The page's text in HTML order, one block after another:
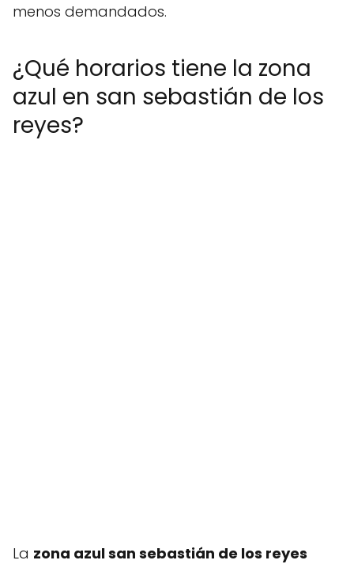
menos demandados.
¿Qué horarios tiene la zona
azul en san sebastián de los
reyes?
La zona azul san sebastián de los reyes